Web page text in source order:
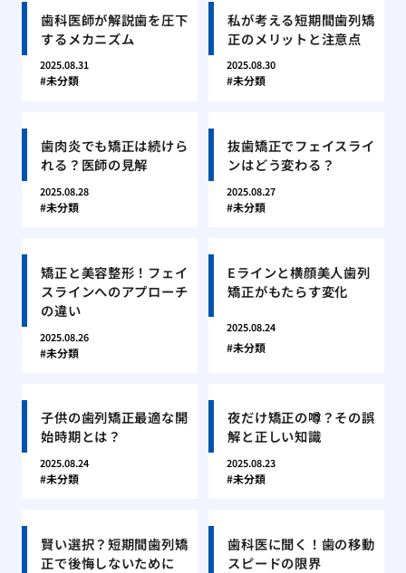
歯科医師が解説歯を圧下
するメカニズム
2025.08.31
未分類
私が考える短期間歯列矯
正のメリットと注意点
2025.08.30
未分類
歯肉炎でも矯正は続けら
れる？医師の見解
2025.08.28
未分類
抜歯矯正でフェイスライ
ンはどう変わる？
2025.08.27
未分類
矯正と美容整形！フェイ
スラインへのアプローチ
の違い
2025.08.26
未分類
Eラインと横顔美人歯列
矯正がもたらす変化
2025.08.24
未分類
子供の歯列矯正最適な開
始時期とは？
2025.08.24
未分類
夜だけ矯正の噂？その誤
解と正しい知識
2025.08.23
未分類
賢い選択？短期間歯列矯
正で後悔しないために
歯科医に聞く！歯の移動
スピードの限界